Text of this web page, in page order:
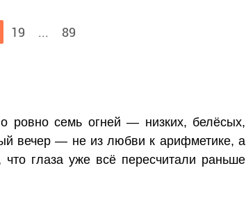
19 ... 89
ровно семь огней — низких, белёсых,
вечер — не из любви к арифметике, а
что глаза уже всё пересчитали раньше